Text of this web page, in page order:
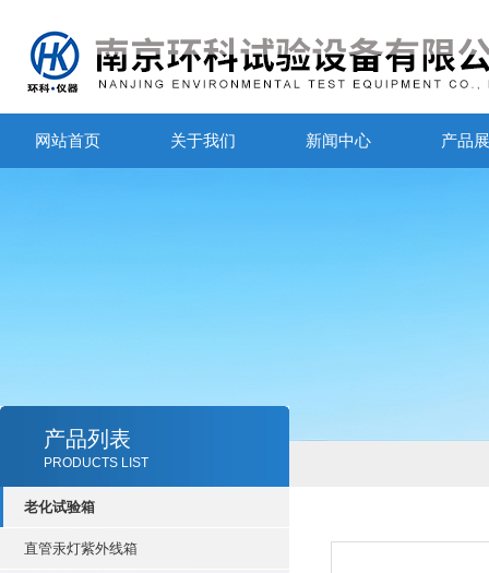
网站首页 关于我们 新闻中心 产品
产品列表
PRODUCTS LIST
老化试验箱
直管汞灯紫外线箱